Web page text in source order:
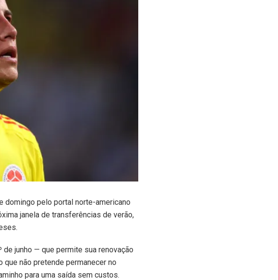
domingo pelo portal norte-americano
janela de transferências de verão,
junho — que permite sua renovação
não pretende permanecer no
para uma saída sem custos.